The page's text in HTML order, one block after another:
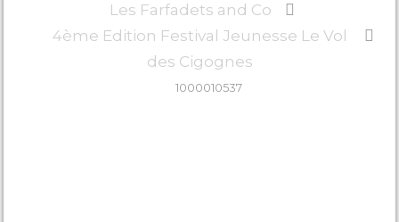
Les Farfadets and Co
4ème Edition Festival Jeunesse Le Vol
des Cigognes
1000010537